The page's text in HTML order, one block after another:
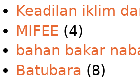
Keadilan iklim
MIFEE (4)
bahan bakar
Batubara (8)